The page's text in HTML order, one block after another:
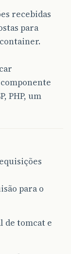
recebidas
para
PHP, um
para o
de tomcat e